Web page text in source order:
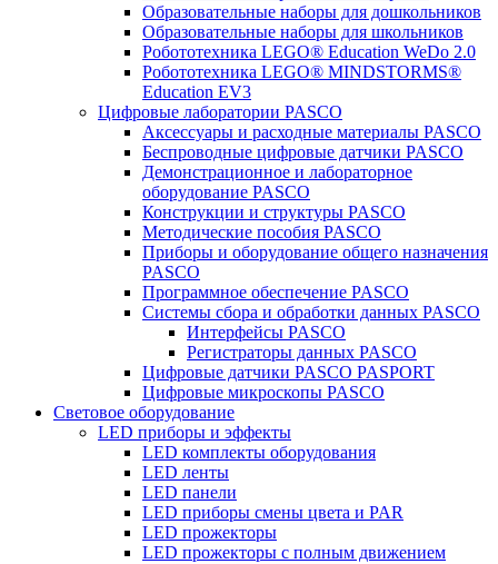
Образовательные наборы для дошкольников
Образовательные наборы для школьников
Робототехника LEGO® Education WeDo 2.0
Робототехника LEGO® MINDSTORMS®
Education EV3
Цифровые лаборатории PASCO
Аксессуары и расходные материалы PASCO
Беспроводные цифровые датчики PASCO
Демонстрационное и лабораторное
оборудование PASCO
Конструкции и структуры PASCO
Методические пособия PASCO
Приборы и оборудование общего назначения
PASCO
Программное обеспечение PASCO
Системы сбора и обработки данных PASCO
Интерфейсы PASCO
Регистраторы данных PASCO
Цифровые датчики PASCO PASPORT
Цифровые микроскопы PASCO
Световое оборудование
LED приборы и эффекты
LED комплекты оборудования
LED ленты
LED панели
LED приборы смены цвета и PAR
LED прожекторы
LED прожекторы с полным движением